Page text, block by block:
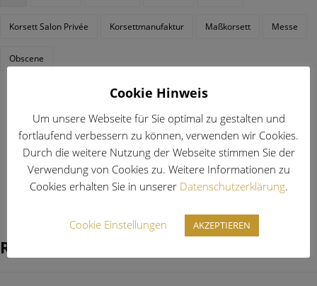
Korsett Salon Privée Korsettmanufaktur Maßkorsett Messe
Obscene
Korsett Salon Privée Hamburg 19.+20.August 22
Next
Berliner Salon – Copenhagen 27.+28. Okt 22
Related Posts ...
Cookie Hinweis
Um unsere Webseite für Sie optimal zu gestalten und
fortlaufend verbessern zu können, verwenden wir Cookies.
Durch die weitere Nutzung der Webseite stimmen Sie der
Verwendung von Cookies zu. Weitere Informationen zu
Cookies erhalten Sie in unserer Datenschutzerklärung.
Cookie Einstellungen AKZEPTIEREN